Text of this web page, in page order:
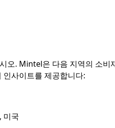
오. Mintel은 다음 지역의 소비
사이트를 제공합니다:
미국